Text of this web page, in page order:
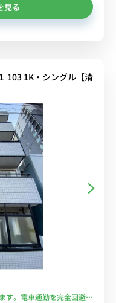
見る
103 1K・シングル【清
す。電車通勤を完全回避